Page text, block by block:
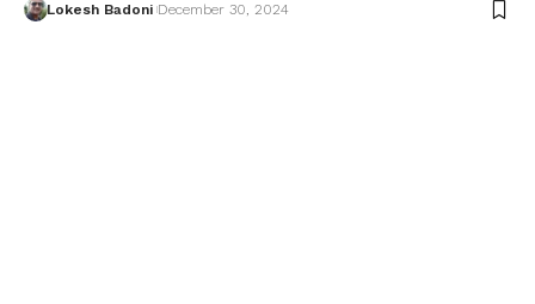
Lokesh Badoni December 30, 2024